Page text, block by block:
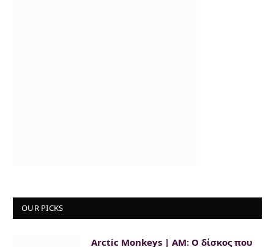
OUR PICKS
Arctic Monkeys | AM: Ο δίσκος που